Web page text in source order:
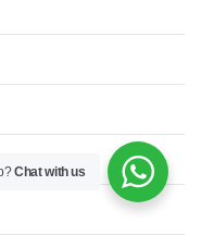
Chat with us